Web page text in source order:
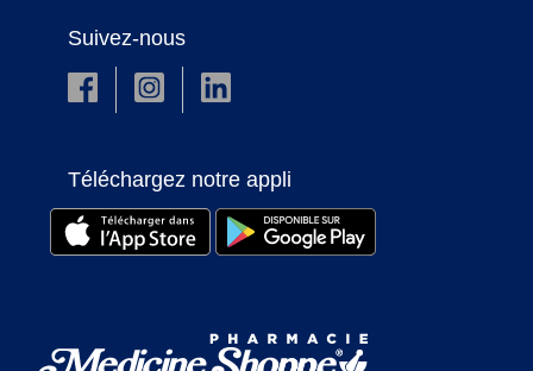
Suivez-nous
Téléchargez notre appli